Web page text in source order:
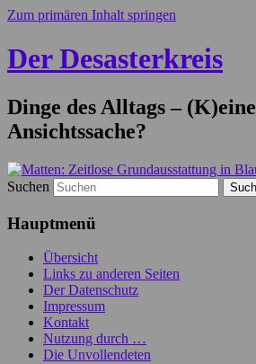
Zum primären Inhalt springen
Der Desasterkreis
Dinge des Alltags – (K)eine
Ansichtssache?
Suchen
Hauptmenü
Übersicht
Links zu anderen Seiten
Der Datenschutz
Impressum
Kontakt
Nutzung durch …
Die Unvollendeten